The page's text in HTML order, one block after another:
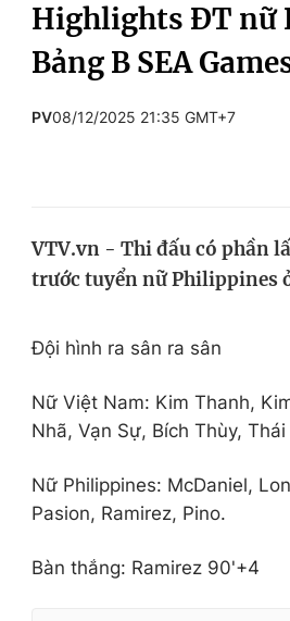
Chất lượng
Highlights ĐT nữ
Bảng B SEA
PV08/12/2025 21:35 GMT+7
VTV.vn - Thi đấu có phần
trước tuyển nữ Philippines
Đội hình ra sân ra sân
Nữ Việt Nam: Kim Thanh,
Nhã, Vạn Sự, Bích Thùy,
Nữ Philippines: McDaniel,
Pasion, Ramirez, Pino.
Bàn thắng: Ramirez 90'+4